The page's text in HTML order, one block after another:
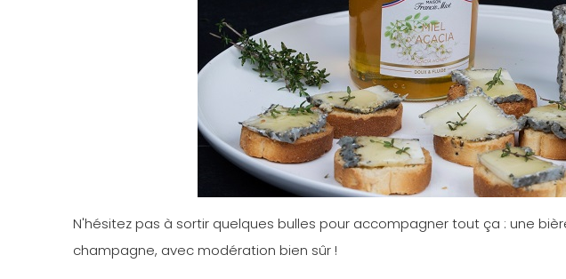
N'hésitez pas à sortir quelques bulles pour accompagner tout ça : une
champagne, avec modération bien sûr !